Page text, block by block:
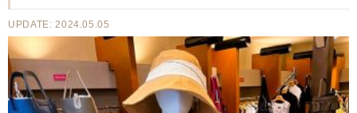
UPDATE: 2024.05.05